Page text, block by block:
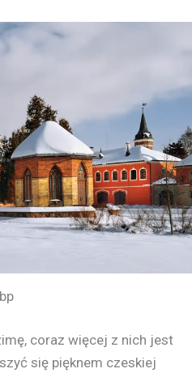
coraz więcej z nich jest
się pięknem czeskiej